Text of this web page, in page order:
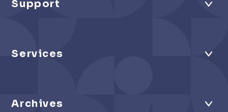
Support
Services
Archives